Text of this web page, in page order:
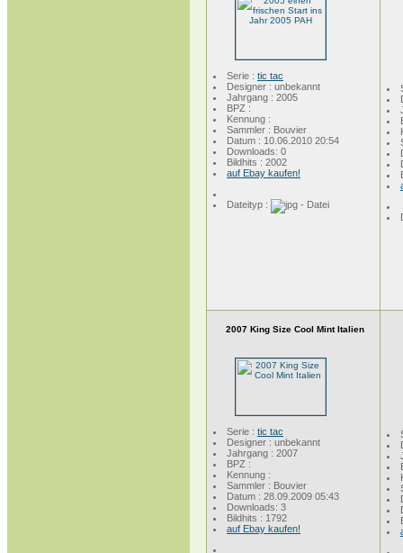
Serie : tic tac
Designer : unbekannt
Jahrgang : 2005
BPZ :
Kennung :
Sammler : Bouvier
Datum : 10.06.2010 20:54
Downloads: 0
Bildhits : 2002
auf Ebay kaufen!
Dateityp :
2007 King Size Cool Mint Italien
Serie : tic tac
Designer : unbekannt
Jahrgang : 2007
BPZ :
Kennung :
Sammler : Bouvier
Datum : 28.09.2009 05:43
Downloads: 3
Bildhits : 1792
auf Ebay kaufen!